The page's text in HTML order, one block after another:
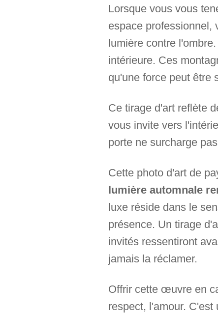
Lorsque vous vous
espace professionnel,
lumière contre
intérieure. Ces
qu'une force peut être
Ce tirage d'art reflète
vous invite vers
porte ne surcharge
Cette photo d'art de
lumière automnale
luxe réside dans le
présence. Un tirage
invités ressentiront
jamais la réclamer.
Offrir cette œuvre en
respect, l'amour.